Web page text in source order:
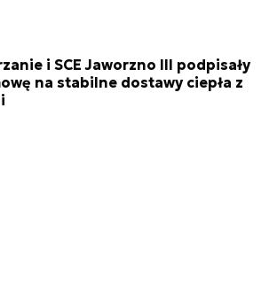
i SCE Jaworzno III podpisały
na stabilne dostawy ciepła z